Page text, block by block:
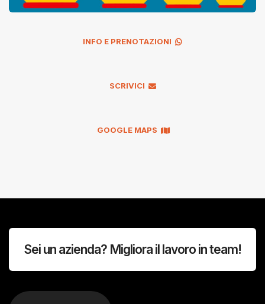
INFO E PRENOTAZIONI
SCRIVICI
GOOGLE MAPS
Sei un azienda? Migliora il lavoro in team!